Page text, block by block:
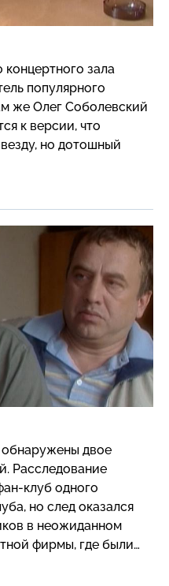
зала
популярного
же Олег Соболевский
к версии, что
но дотошный
Расследование
клуб одного
но след оказался
в неожиданном
фирмы, где были